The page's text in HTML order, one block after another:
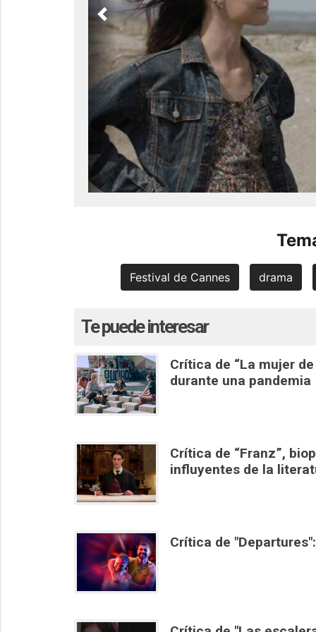
Previous
Festival de Cannes drama
Te puede interesar
Crítica de “La mujer
durante una pandemia
Crítica de “Franz”,
influyentes de la
Crítica de